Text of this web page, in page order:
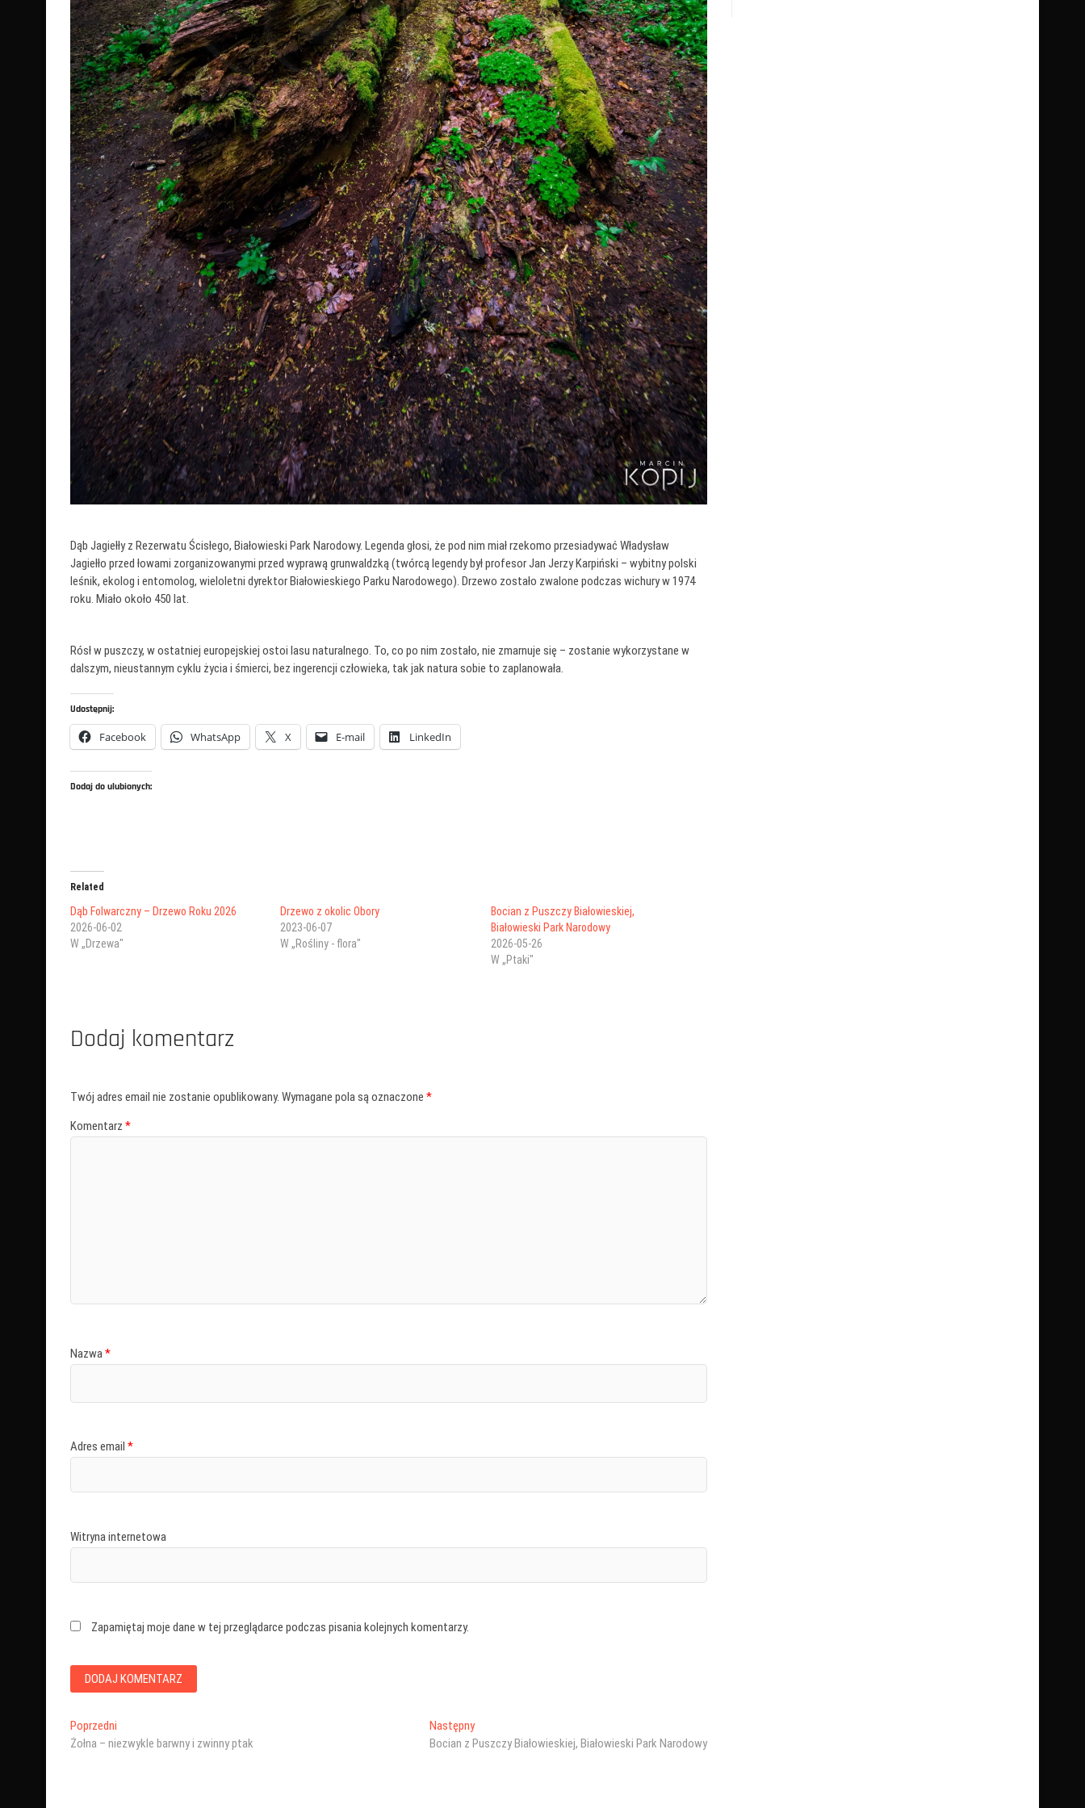
Dąb Jagiełły z Rezerwatu Ścisłego, Białowieski Park Narodowy. Legenda głosi, że pod nim miał rzekomo przesiadywać Władysław
Jagiełło przed łowami zorganizowanymi przed wyprawą grunwaldzką (twórcą legendy był profesor Jan Jerzy Karpiński – wybitny polski
leśnik, ekolog i entomolog, wieloletni dyrektor Białowieskiego Parku Narodowego). Drzewo zostało zwalone podczas wichury w 1974
roku. Miało około 450 lat.
Rósł w puszczy, w ostatniej europejskiej ostoi lasu naturalnego. To, co po nim zostało, nie zmarnuje się – zostanie wykorzystane w
dalszym, nieustannym cyklu życia i śmierci, bez ingerencji człowieka, tak jak natura sobie to zaplanowała.
Udostępnij:
Facebook WhatsApp X E-mail LinkedIn
Dodaj do ulubionych:
Related
Dąb Folwarczny – Drzewo Roku 2026
2026-06-02
W „Drzewa"
Drzewo z okolic Obory
2023-06-07
W „Rośliny - flora"
Bocian z Puszczy Białowieskiej,
Białowieski Park Narodowy
2026-05-26
W „Ptaki"
Dodaj komentarz
Twój adres email nie zostanie opublikowany. Wymagane pola są oznaczone *
Komentarz *
Nazwa*
Adres email *
Witryna internetowa
Zapamiętaj moje dane w tej przeglądarce podczas pisania kolejnych komentarzy.
Nawigacja
wpisu
Poprzedni
wpis:
Żołna – niezwykle barwny i zwinny ptak
NastępnyNastępny
wpis:
Bocian z Puszczy Białowieskiej, Białowieski Park Narodowy